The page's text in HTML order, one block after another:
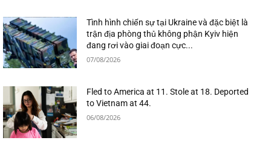
Tình hình chiến sự tại Ukraine và đặc biệt là
trận địa phòng thủ không phận Kyiv hiện
đang rơi vào giai đoạn cực...
07/08/2026
Fled to America at 11. Stole at 18. Deported
to Vietnam at 44.
06/08/2026